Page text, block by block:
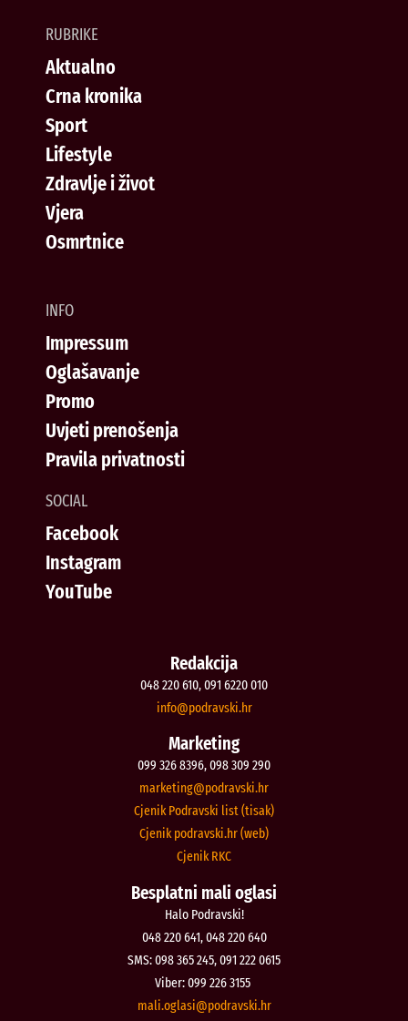
RUBRIKE
Aktualno
Crna kronika
Sport
Lifestyle
Zdravlje i život
Vjera
Osmrtnice
INFO
Impressum
Oglašavanje
Promo
Uvjeti prenošenja
Pravila privatnosti
SOCIAL
Facebook
Instagram
YouTube
Redakcija
048 220 610, 091 6220 010
rh.iksvardop
@ofni
Marketing
099 326 8396, 098 309 290
rh.iksvardop
@gnitekram
Cjenik Podravski list (tisak)
Cjenik podravski.hr (web)
Cjenik RKC
Besplatni mali oglasi
Halo Podravski!
048 220 641, 048 220 640
SMS: 098 365 245, 091 222 0615
Viber: 099 226 3155
rh.iksvardop
@isalgo.ilam